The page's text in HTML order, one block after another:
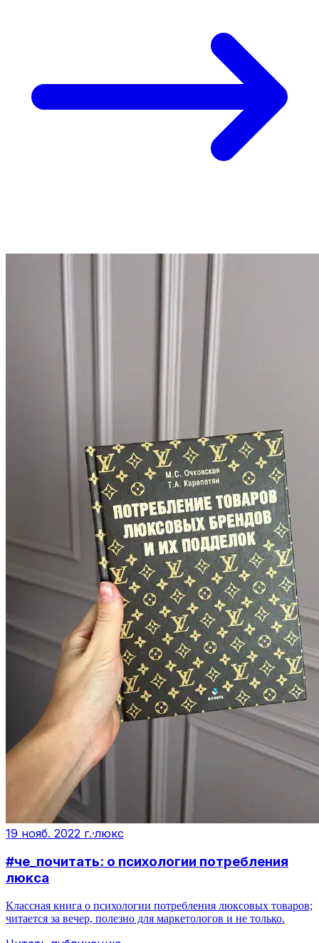
19 нояб. 2022 г.·люкс
#че_почитать: о психологии потребления
люкса
Классная книга о психологии потребления люксовых товаров;
читается за вечер, полезно для маркетологов и не только.